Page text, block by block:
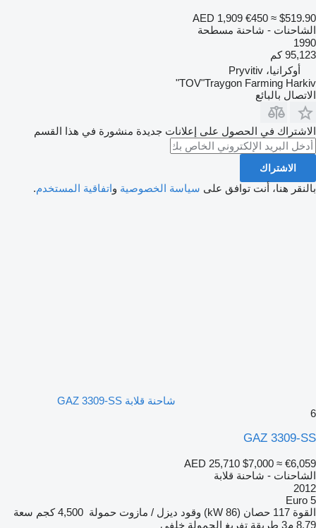
AED 1,909 €450 ≈ $519.90
الشاحنات - شاحنة مسطحة
1990
95,123 كم
أوكرانيا، Pryvitiv
TOV"Traygon Farming Harkiv"
الاتصال بالبائع
الاشتراك في الحصول على إعلانات جديدة منشورة في هذا القسم
الاشتراك
بالنقر هنا، أنت توافق على سياسة الخصوصية واتفاقية المستخدم.
شاحنة قلابة GAZ 3309-SS
6
GAZ 3309-SS
AED 25,710 $7,000 ≈ €6,059
الشاحنات - شاحنة قلابة
2012
Euro 5
القوة 117 حصان (86 kW) وقود ديزل / مازوت حمولة 4,500 كجم
سعة
8.79 م3
طريقة تفريغ الحمولة خلفي